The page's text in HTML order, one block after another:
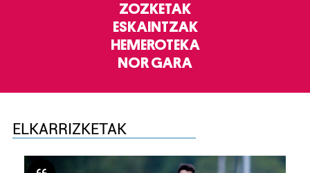
ZOZKETAK
ESKAINTZAK
HEMEROTEKA
NOR GARA
ELKARRIZKETAK